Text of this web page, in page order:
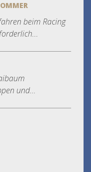
beim Racing
und...